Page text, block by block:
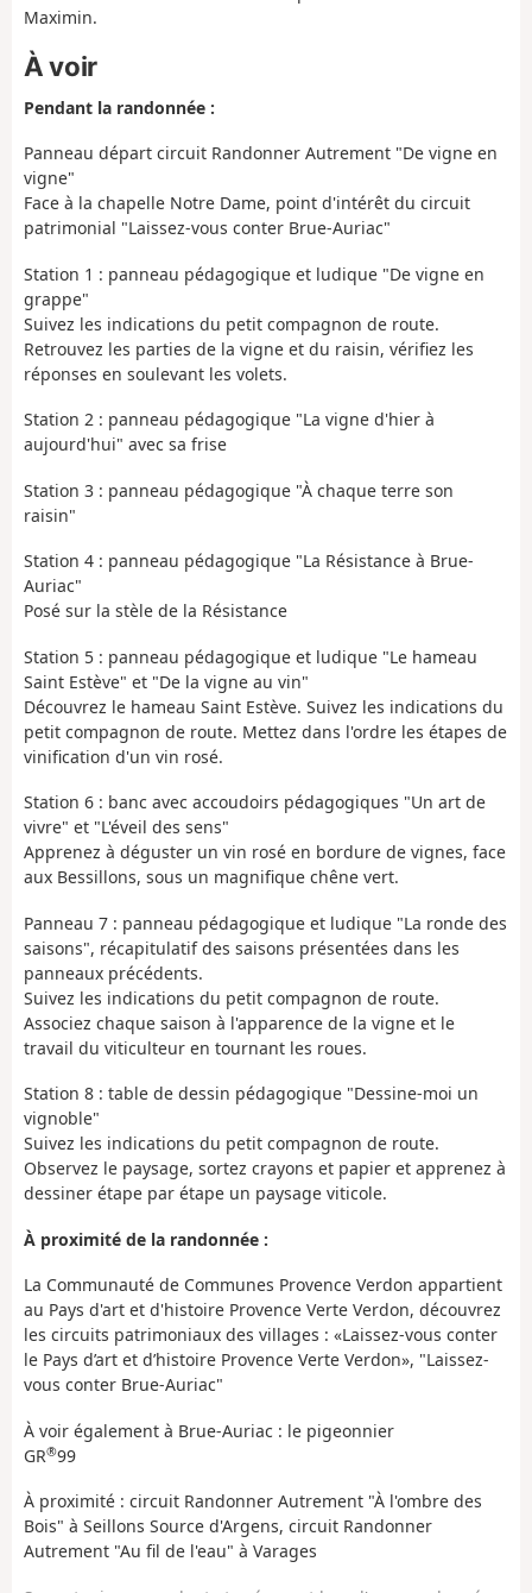
Maximin.
À voir
Pendant la randonnée :
Panneau départ circuit Randonner Autrement "De vigne en
vigne"
Face à la chapelle Notre Dame, point d'intérêt du circuit
patrimonial "Laissez-vous conter Brue-Auriac"
Station 1 : panneau pédagogique et ludique "De vigne en
grappe"
Suivez les indications du petit compagnon de route.
Retrouvez les parties de la vigne et du raisin, vérifiez les
réponses en soulevant les volets.
Station 2 : panneau pédagogique "La vigne d'hier à
aujourd'hui" avec sa frise
Station 3 : panneau pédagogique "À chaque terre son
raisin"
Station 4 : panneau pédagogique "La Résistance à Brue-
Auriac"
Posé sur la stèle de la Résistance
Station 5 : panneau pédagogique et ludique "Le hameau
Saint Estève" et "De la vigne au vin"
Découvrez le hameau Saint Estève. Suivez les indications du
petit compagnon de route. Mettez dans l'ordre les étapes de
vinification d'un vin rosé.
Station 6 : banc avec accoudoirs pédagogiques "Un art de
vivre" et "L'éveil des sens"
Apprenez à déguster un vin rosé en bordure de vignes, face
aux Bessillons, sous un magnifique chêne vert.
Panneau 7 : panneau pédagogique et ludique "La ronde des
saisons", récapitulatif des saisons présentées dans les
panneaux précédents.
Suivez les indications du petit compagnon de route.
Associez chaque saison à l'apparence de la vigne et le
travail du viticulteur en tournant les roues.
Station 8 : table de dessin pédagogique "Dessine-moi un
vignoble"
Suivez les indications du petit compagnon de route.
Observez le paysage, sortez crayons et papier et apprenez à
dessiner étape par étape un paysage viticole.
À proximité de la randonnée :
La Communauté de Communes Provence Verdon appartient
au Pays d'art et d'histoire Provence Verte Verdon, découvrez
les circuits patrimoniaux des villages : «Laissez-vous conter
le Pays d’art et d’histoire Provence Verte Verdon», "Laissez-
vous conter Brue-Auriac"
À voir également à Brue-Auriac : le pigeonnier
GR®99
À proximité : circuit Randonner Autrement "À l'ombre des
Bois" à Seillons Source d'Argens, circuit Randonner
Autrement "Au fil de l'eau" à Varages